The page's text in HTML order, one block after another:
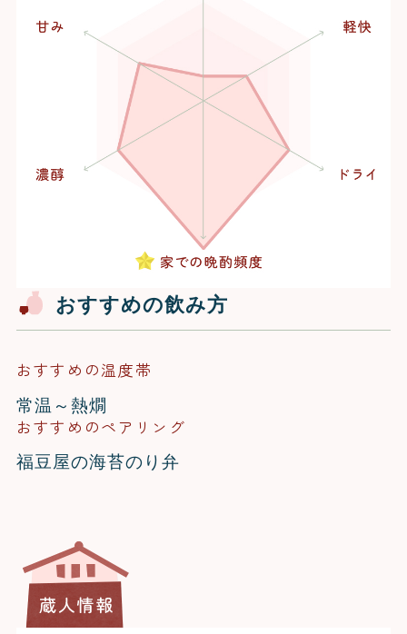
おすすめの飲み方
おすすめの温度帯
常温～熱燗
おすすめのペアリング
福豆屋の海苔のり弁